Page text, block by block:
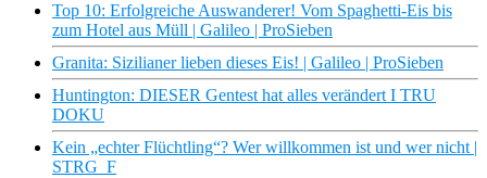
Top 10: Erfolgreiche Auswanderer! Vom Spaghetti-Eis bis
zum Hotel aus Müll | Galileo | ProSieben
Granita: Sizilianer lieben dieses Eis! | Galileo | ProSieben
Huntington: DIESER Gentest hat alles verändert I TRU
DOKU
Kein „echter Flüchtling“? Wer willkommen ist und wer nicht |
STRG_F